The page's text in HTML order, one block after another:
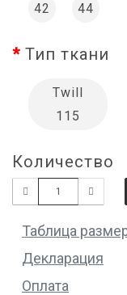
42 44
Тип ткани
Twill
115
Количество
Таблица
Декларация
Оплата